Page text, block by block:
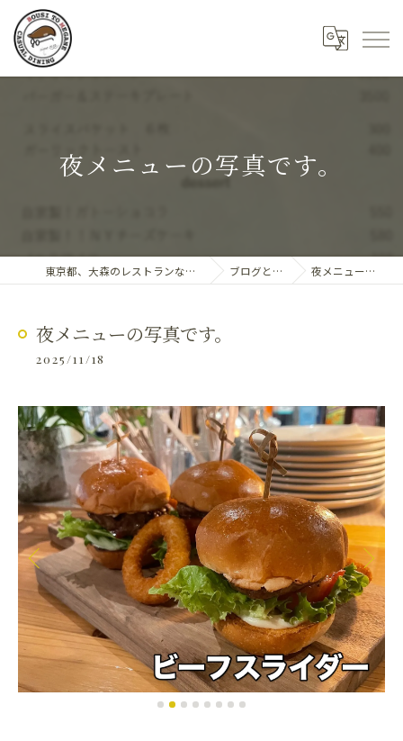
夜メニューの写真です。
東京都、大森のレストランならDining 帽子とめがね ブログとお知らせ 夜メニューの写真です。
夜メニューの写真です。
2025/11/18